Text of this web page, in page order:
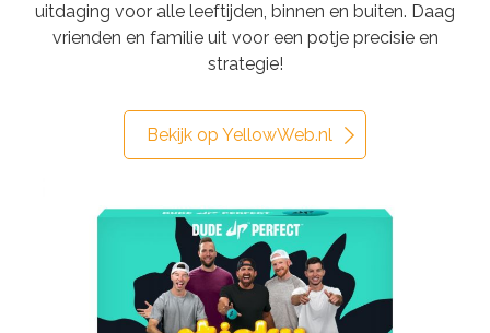
uitdaging voor alle leeftijden, binnen en buiten. Daag
vrienden en familie uit voor een potje precisie en
strategie!
Bekijk op YellowWeb.nl